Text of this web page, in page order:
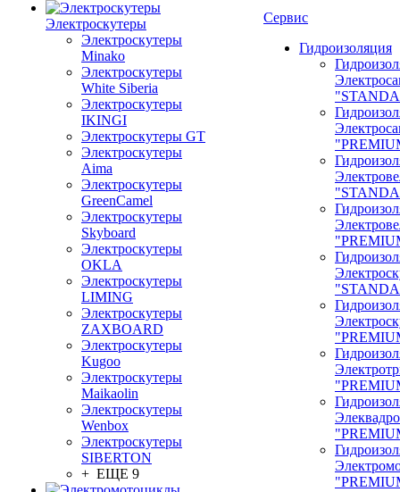
Электроскутеры
Электроскутеры
Minako
Электроскутеры
White Siberia
Электроскутеры
IKINGI
Электроскутеры GT
Электроскутеры
Aima
Электроскутеры
GreenCamel
Электроскутеры
Skyboard
Электроскутеры
OKLA
Электроскутеры
LIMING
Электроскутеры
ZAXBOARD
Электроскутеры
Kugoo
Электроскутеры
Maikaolin
Электроскутеры
Wenbox
Электроскутеры
SIBERTON
+ ЕЩЕ 9
Сервис
Гидроизоляция